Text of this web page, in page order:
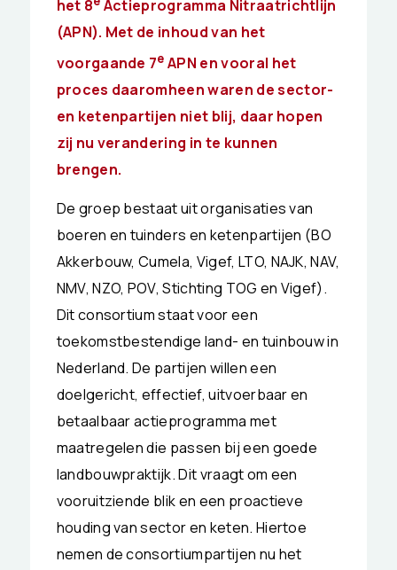
het 8 Actieprogramma Nitraatrichtlijn
(APN). Met de inhoud van het
voorgaande 7e APN en vooral het
proces daaromheen waren de sector-
en ketenpartijen niet blij, daar hopen
zij nu verandering in te kunnen
brengen.
De groep bestaat uit organisaties van
boeren en tuinders en ketenpartijen (BO
Akkerbouw, Cumela, Vigef, LTO, NAJK, NAV,
NMV, NZO, POV, Stichting TOG en Vigef).
Dit consortium staat voor een
toekomstbestendige land- en tuinbouw in
Nederland. De partijen willen een
doelgericht, effectief, uitvoerbaar en
betaalbaar actieprogramma met
maatregelen die passen bij een goede
landbouwpraktijk. Dit vraagt om een
vooruitziende blik en een proactieve
houding van sector en keten. Hiertoe
nemen de consortiumpartijen nu het